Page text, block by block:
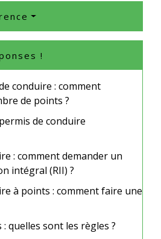
!
conduire : comment
de points ?
de conduire
: comment demander un
intégral (RII) ?
à points : comment faire une
quelles sont les règles ?